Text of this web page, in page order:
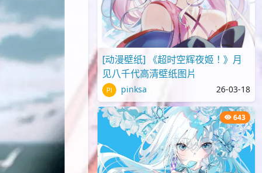
[动漫壁纸] 《超时空辉夜姬！》月
见八千代高清壁纸图片
pinksa 26-03-18
643